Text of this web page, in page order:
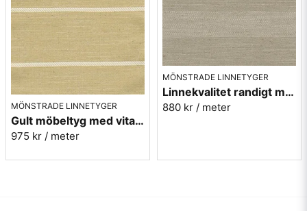
MÖNSTRADE LINNETYGER
Gult möbeltyg med vita ränder - Björkö rand 10
975 kr / meter
MÖNSTRADE LINNETYGER
Linnekvalitet randigt möbeltyg - natur 940928-05 Berghem
880 kr / meter